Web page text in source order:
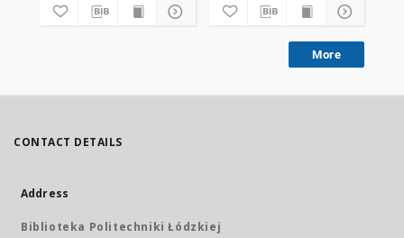
More
CONTACT DETAILS
Address
Biblioteka Politechniki Łódzkiej